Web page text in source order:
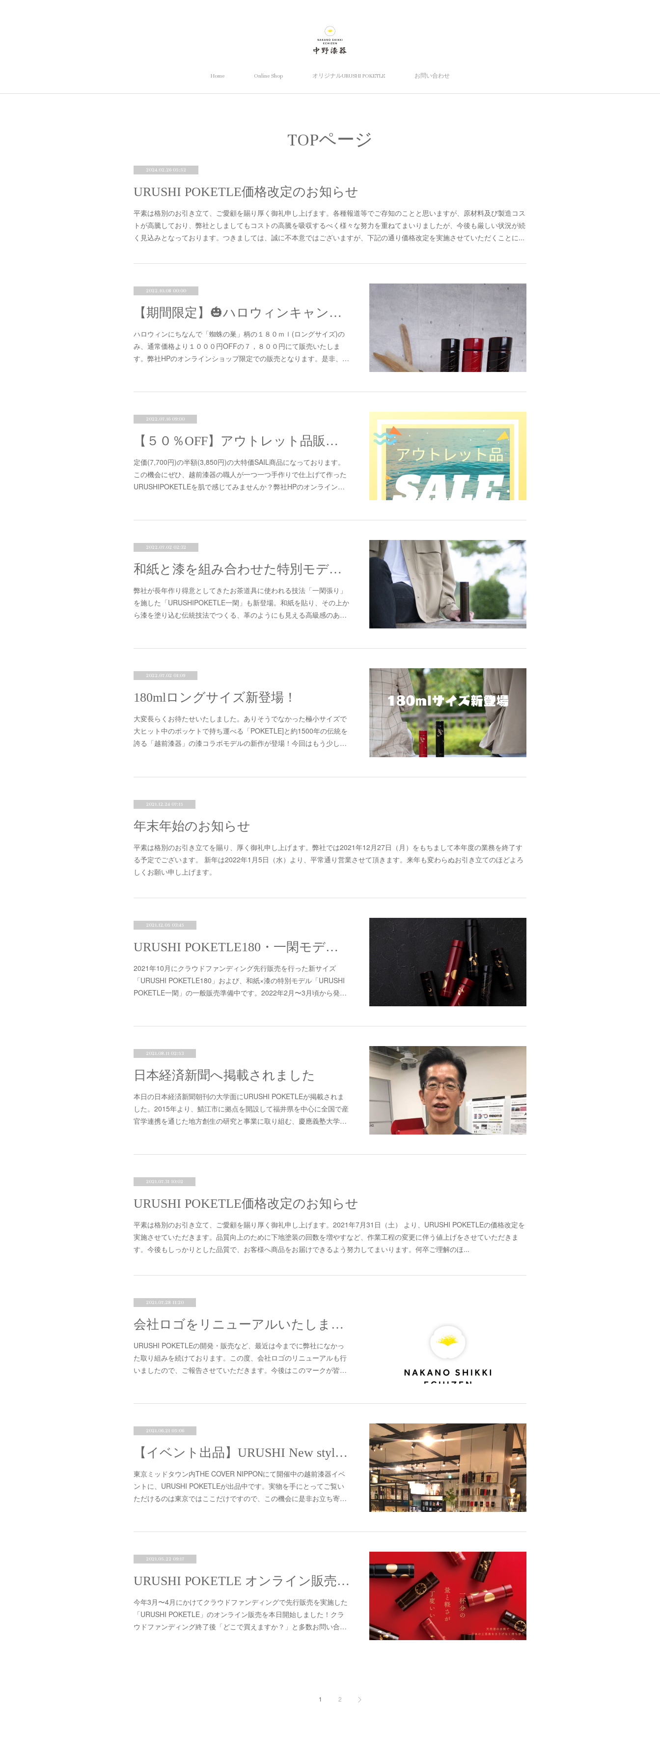
Home Online Shop オリジナルURUSHI POKETLE お問い合わせ
TOPページ
2024.02.26 05:52
URUSHI POKETLE価格改定のお知らせ
平素は格別のお引き立て、ご愛顧を賜り厚く御礼申し上げます。各種報道等でご存知のことと思いますが、原材料及び製造コス
トが高騰しており、弊社としましてもコストの高騰を吸収するべく様々な努力を重ねてまいりましたが、今後も厳しい状況が続
く見込みとなっております。つきましては、誠に不本意ではございますが、下記の通り価格改定を実施させていただくことに...
2022.10.08 00:00
【期間限定】🎃ハロウィンキャンペーン👻
ハロウィンにちなんで「蜘蛛の巣」柄の１８０ｍｌ(ロングサイズ)の
み、通常価格より１０００円OFFの７，８００円にて販売いたしま
す。弊社HPのオンラインショップ限定での販売となります。是非、…
2022.07.16 09:00
【５０％OFF】アウトレット品販売開始！
定価(7,700円)の半額(3,850円)の大特価SAIL商品になっております。
この機会にぜひ、越前漆器の職人が一つ一つ手作りで仕上げて作った
URUSHIPOKETLEを肌で感じてみませんか？弊社HPのオンライン…
2022.07.02 02:32
和紙と漆を組み合わせた特別モデル新登場！
弊社が長年作り得意としてきたお茶道具に使われる技法「一閑張り」
を施した「URUSHIPOKETLE一閑」も新登場。和紙を貼り、その上か
ら漆を塗り込む伝統技法でつくる、革のようにも見える高級感のあ…
2022.07.02 01:09
180mlロングサイズ新登場！
大変長らくお待たせいたしました。ありそうでなかった極小サイズで
大ヒット中のポッケトで持ち運べる「POKETLE]と約1500年の伝統を
誇る「越前漆器」の漆コラボモデルの新作が登場！今回はもう少し…
2021.12.24 07:15
年末年始のお知らせ
平素は格別のお引き立てを賜り、厚く御礼申し上げます。弊社では2021年12月27日（月）をもちまして本年度の業務を終了す
る予定でございます。 新年は2022年1月5日（水）より、平常通り営業させて頂きます。来年も変わらぬお引き立てのほどよろ
しくお願い申し上げます。
2021.12.05 03:45
URUSHI POKETLE180・一閑モデル発売準備中です
2021年10月にクラウドファンディング先行販売を行った新サイズ
「URUSHI POKETLE180」および、和紙×漆の特別モデル「URUSHI
POKETLE一閑」の一般販売準備中です。2022年2月〜3月頃から発…
2021.08.11 02:53
日本経済新聞へ掲載されました
本日の日本経済新聞朝刊の大学面にURUSHI POKETLEが掲載されま
した。2015年より、鯖江市に拠点を開設して福井県を中心に全国で産
官学連携を通じた地方創生の研究と事業に取り組む、慶應義塾大学…
2021.07.31 10:02
URUSHI POKETLE価格改定のお知らせ
平素は格別のお引き立て、ご愛顧を賜り厚く御礼申し上げます。2021年7月31日（土） より、URUSHI POKETLEの価格改定を
実施させていただきます。品質向上のために下地塗装の回数を増やすなど、作業工程の変更に伴う値上げをさせていただきま
す。今後もしっかりとした品質で、お客様へ商品をお届けできるよう努力してまいります。何卒ご理解のほ...
2021.07.28 11:20
会社ロゴをリニューアルいたしました
URUSHI POKETLEの開発・販売など、最近は今までに弊社になかっ
た取り組みを続けております。この度、会社ロゴのリニューアルも行
いましたので、ご報告させていただきます。今後はこのマークが皆…
2021.06.21 05:06
【イベント出品】URUSHI New style 越前漆器
東京ミッドタウン内THE COVER NIPPONにて開催中の越前漆器イベ
ントに、URUSHI POKETLEが出品中です。実物を手にとってご覧い
ただけるのは東京ではここだけですので、この機会に是非お立ち寄…
2021.05.22 09:17
URUSHI POKETLE オンライン販売開始しました！
今年3月〜4月にかけてクラウドファンディングで先行販売を実施した
「URUSHI POKETLE」のオンライン販売を本日開始しました！クラ
ウドファンディング終了後「どこで買えますか？」と多数お問い合…
1 2